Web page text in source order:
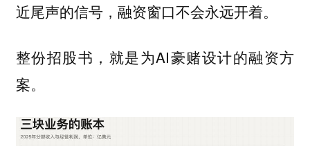
近尾声的信号，融资窗口不会永远开着。
整份招股书，就是为AI豪赌设计的融资方
案。